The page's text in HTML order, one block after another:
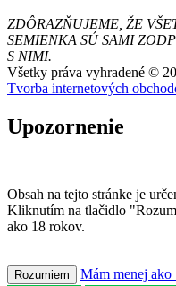
ZDÔRAZŇUJEME, ŽE
SEMIENKA SÚ SAMI
S NIMI.
Všetky práva vyhradené ©
Tvorba internetových
Upozornenie
Obsah na tejto stránke je
Kliknutím na tlačidlo
ako 18 rokov.
Rozumiem Mám menej